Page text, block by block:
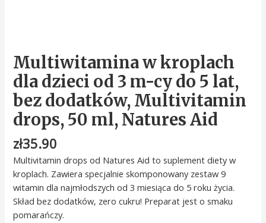
Multiwitamina w kroplach
dla dzieci od 3 m-cy do 5 lat,
bez dodatków, Multivitamin
drops, 50 ml, Natures Aid
zł35.90
Multivitamin drops od Natures Aid to suplement diety w
kroplach. Zawiera specjalnie skomponowany zestaw 9
witamin dla najmłodszych od 3 miesiąca do 5 roku życia.
Skład bez dodatków, zero cukru! Preparat jest o smaku
pomarańczy.
Natures
Aid